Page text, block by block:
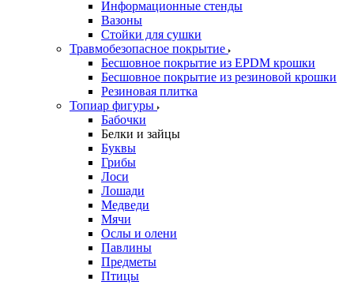
Информационные стенды
Вазоны
Стойки для сушки
Травмобезопасное покрытие
Бесшовное покрытие из EPDM крошки
Бесшовное покрытие из резиновой крошки
Резиновая плитка
Топиар фигуры
Бабочки
Белки и зайцы
Буквы
Грибы
Лоси
Лошади
Медведи
Мячи
Ослы и олени
Павлины
Предметы
Птицы